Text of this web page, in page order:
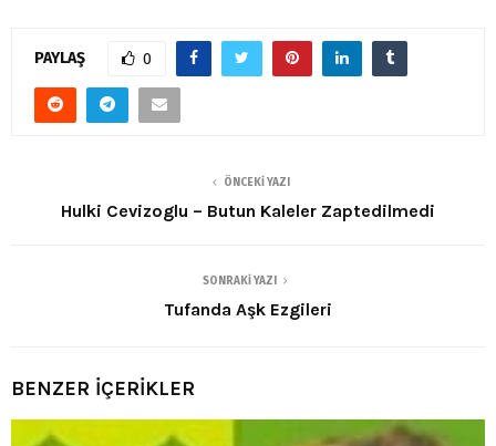
PAYLAŞ 0
ÖNCEKI YAZI
Hulki Cevizoglu – Butun Kaleler Zaptedilmedi
SONRAKI YAZI
Tufanda Aşk Ezgileri
BENZER İÇERİKLER